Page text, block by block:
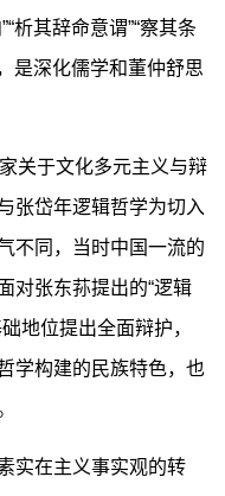
析其辞命意谓”“察其条
是深化儒学和董仲舒思
于文化多元主义与辩
岱年逻辑哲学为切入
不同，当时中国一流的
对张东荪提出的“逻辑
地位提出全面辩护，
学构建的民族特色，也
在主义事实观的转